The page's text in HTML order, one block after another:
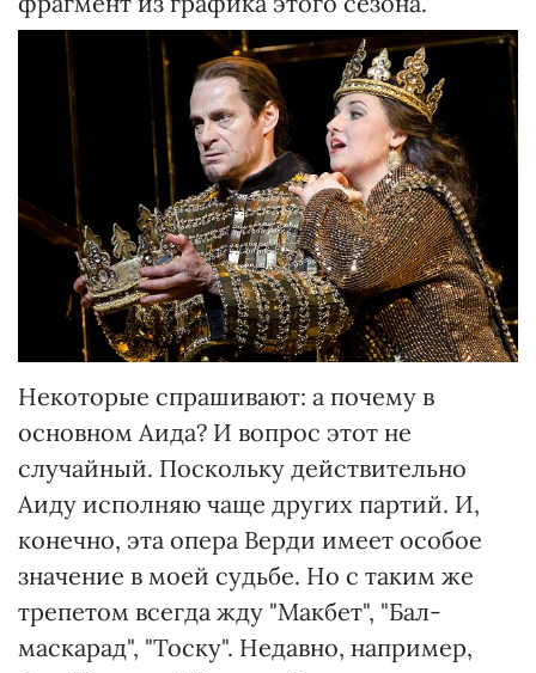
Некоторые спрашивают: а почему в
основном Аида? И вопрос этот не
случайный. Поскольку действительно
Аиду исполняю чаще других партий. И,
конечно, эта опера Верди имеет особое
значение в моей судьбе. Но с таким же
трепетом всегда жду "Макбет", "Бал-
маскарад", "Тоску". Недавно, например,